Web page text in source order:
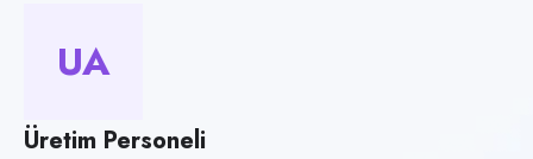
Tam Zamanlı · Ofis
Yayın tarihi
4 Temmuz 2026
UA
Üretim Personeli